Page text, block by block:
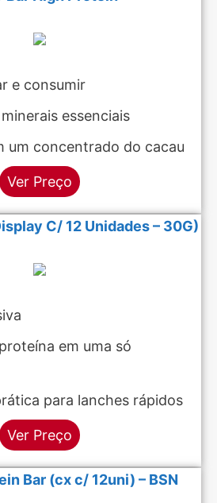
e consumir
essenciais
um concentrado do cacau
Ver Preço
C/ 12 Unidades – 30G)
em uma só
para lanches rápidos
Ver Preço
Bar (cx c/ 12uni) – BSN